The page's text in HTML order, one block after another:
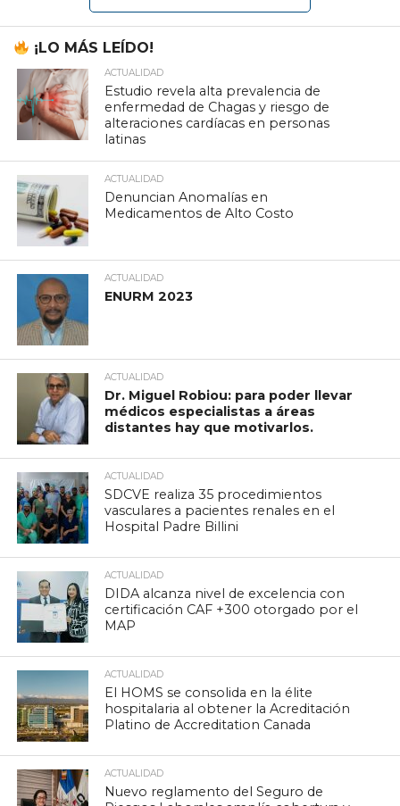
¡LO MÁS LEÍDO!
ACTUALIDAD
Estudio revela alta prevalencia de
enfermedad de Chagas y riesgo de
alteraciones cardíacas en personas
latinas
ACTUALIDAD
Denuncian Anomalías en
Medicamentos de Alto Costo
ACTUALIDAD
ENURM 2023
ACTUALIDAD
Dr. Miguel Robiou: para poder llevar
médicos especialistas a áreas
distantes hay que motivarlos.
ACTUALIDAD
SDCVE realiza 35 procedimientos
vasculares a pacientes renales en el
Hospital Padre Billini
ACTUALIDAD
DIDA alcanza nivel de excelencia con
certificación CAF +300 otorgado por el
MAP
ACTUALIDAD
El HOMS se consolida en la élite
hospitalaria al obtener la Acreditación
Platino de Accreditation Canada
ACTUALIDAD
Nuevo reglamento del Seguro de